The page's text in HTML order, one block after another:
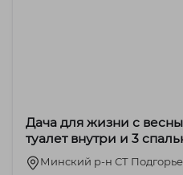
Дача для жизни с
туалет внутри и 3
Минский р-н СТ Подгорье